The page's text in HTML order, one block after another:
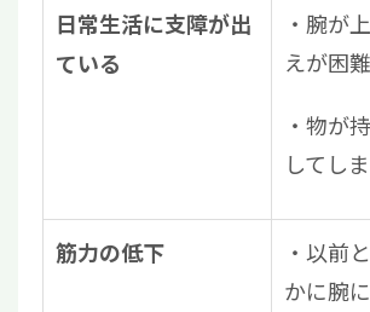
日常生活に支障が出
ている
・腕が
えが困難
・物が
してし
筋力の低下
・以前
かに腕